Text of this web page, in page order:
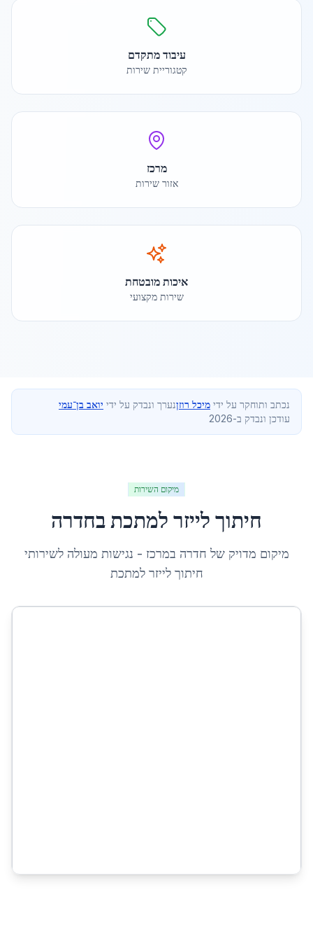
עיבוד מתקדם
קטגוריית שירות
מרכז
אזור שירות
איכות מובטחת
שירות מקצועי
נכתב ותוחקר על ידי מיכל רוזןנערך ונבדק על ידי יואב בן־עמי
עודכן ונבדק ב-2026
מיקום השירות
חיתוך לייזר למתכת בחדרה
מיקום מדויק של חדרה במרכז - נגישות מעולה לשירותי
חיתוך לייזר למתכת